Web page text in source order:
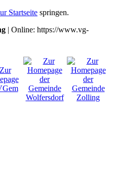
Startseite springen.
| Online: https://www.vg-